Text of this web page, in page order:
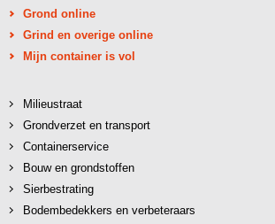
Grond online
Grind en overige online
Mijn container is vol
Milieustraat
Grondverzet en transport
Containerservice
Bouw en grondstoffen
Sierbestrating
Bodembedekkers en verbeteraars